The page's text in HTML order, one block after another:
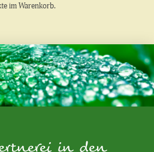
im Warenkorb.
in den